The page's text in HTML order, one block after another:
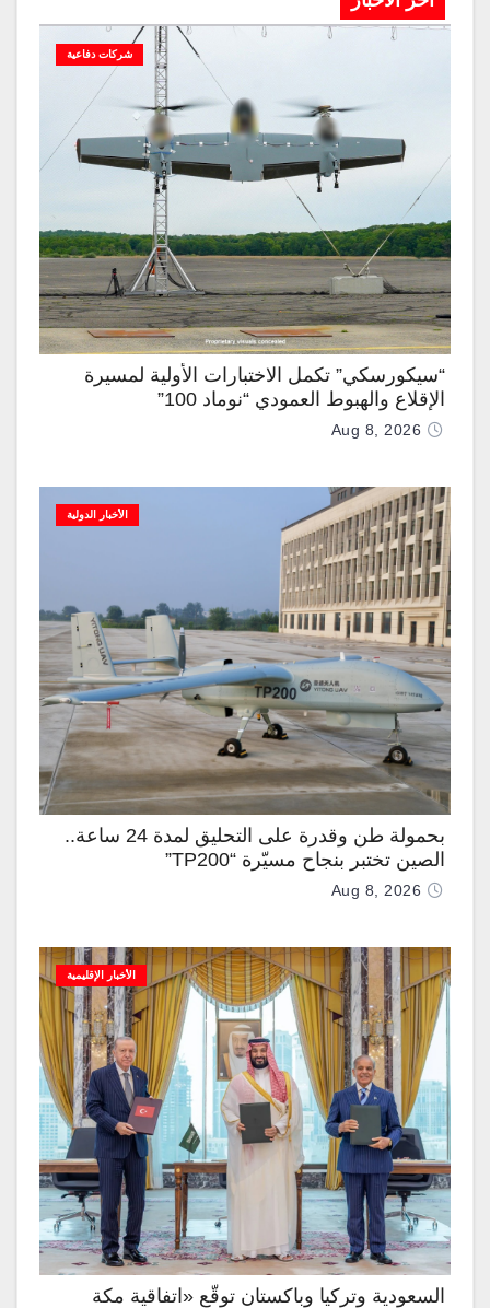
شركات دفاعية
“سيكورسكي” تكمل الاختبارات الأولية لمسيرة
الإقلاع والهبوط العمودي “نوماد 100”
Aug 8, 2026
الأخبار الدولية
بحمولة طن وقدرة على التحليق لمدة 24 ساعة..
الصين تختبر بنجاح مسيّرة “TP200”
Aug 8, 2026
الأخبار الإقليمية
السعودية وتركيا وباكستان توقّع «اتفاقية مكة